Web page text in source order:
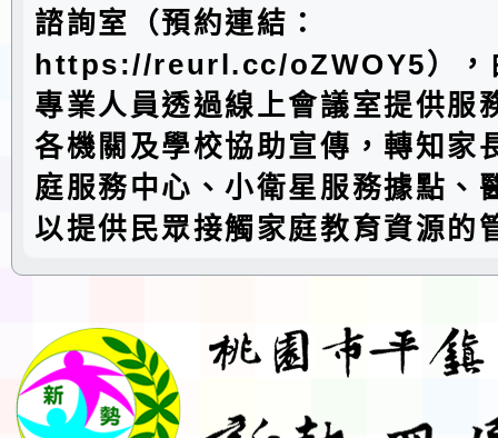
諮詢室（預約連結：
https://reurl.cc/oZWOY5），
專業人員透過線上會議室提供服
各機關及學校協助宣傳，轉知家
庭服務中心、小衛星服務據點、
以提供民眾接觸家庭教育資源的